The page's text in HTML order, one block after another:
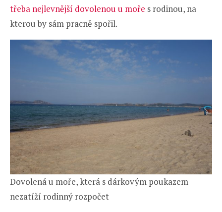
třeba nejlevnější dovolenou u moře s rodinou, na
kterou by sám pracně spořil.
Dovolená u moře, která s dárkovým poukazem
nezatíží rodinný rozpočet